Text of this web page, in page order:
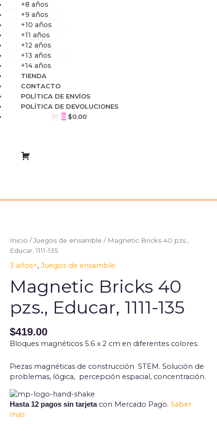
+8 años
+9 años
+10 años
+11 años
+12 años
+13 años
+14 años
TIENDA
CONTACTO
POLÍTICA DE ENVÍOS
POLÍTICA DE DEVOLUCIONES
0 $0.00
Inicio /Juegos de ensamble / Magnetic Bricks 40 pzs.,
Educar, 1111-135
3 años+, Juegos de ensamble
Magnetic Bricks 40
pzs., Educar, 1111-135
$419.00
Bloques magnéticos 5.6 x 2 cm en diferentes colores.
Piezas magnéticas de construcción STEM. Solución de
problemas, lógica, percepción espacial, concentración.
Hasta 12 pagos sin tarjetacon Mercado Pago. Saber
más
Educar,
1111-
cantidad